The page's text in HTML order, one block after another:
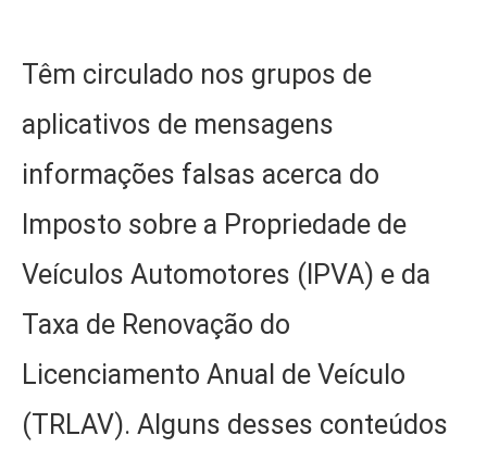
Têm circulado nos grupos de
aplicativos de mensagens
informações falsas acerca do
Imposto sobre a Propriedade de
Veículos Automotores (IPVA) e da
Taxa de Renovação do
Licenciamento Anual de Veículo
(TRLAV). Alguns desses conteúdos